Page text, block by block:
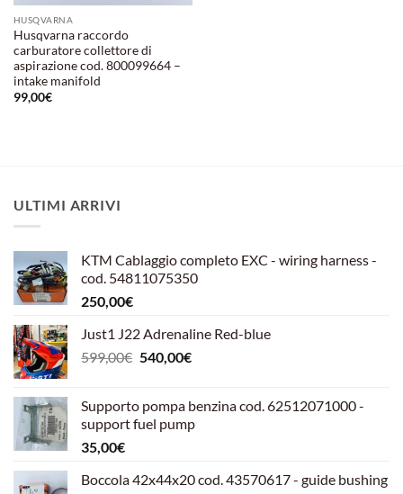
HUSQVARNA
Husqvarna raccordo
carburatore collettore di
aspirazione cod. 800099664 –
intake manifold
99,00€
ULTIMI ARRIVI
KTM Cablaggio completo EXC - wiring harness -
cod. 54811075350
250,00€
Just1 J22 Adrenaline Red-blue
599,00€ Il
era:
599,00€.
540,00€Il
è:
540,00€.
Supporto pompa benzina cod. 62512071000 -
support fuel pump
35,00€
Boccola 42x44x20 cod. 43570617 - guide bushing